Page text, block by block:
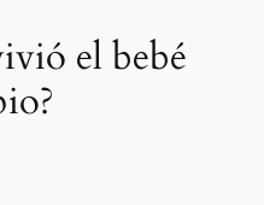
el bebé